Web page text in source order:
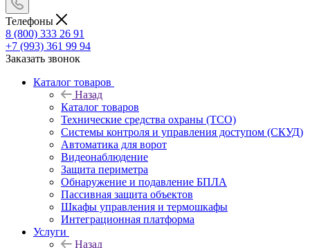
Телефоны
8 (800) 333 26 91
+7 (993) 361 99 94
Заказать звонок
Каталог товаров
Назад
Каталог товаров
Технические средства охраны (ТСО)
Системы контроля и управления доступом (СКУД)
Автоматика для ворот
Видеонаблюдение
Защита периметра
Обнаружение и подавление БПЛА
Пассивная защита объектов
Шкафы управления и термошкафы
Интеграционная платформа
Услуги
Назад